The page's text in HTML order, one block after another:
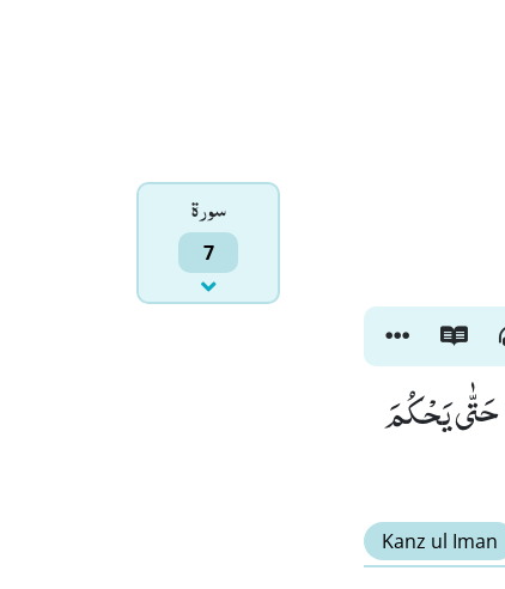
سورۃ
7
حَتّٰى یَحْكُمَ
Kanz ul Iman